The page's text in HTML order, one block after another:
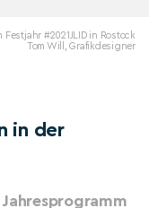
Festjahr #2021JLID in Rostock
Tom Will, Grafikdesigner
in der